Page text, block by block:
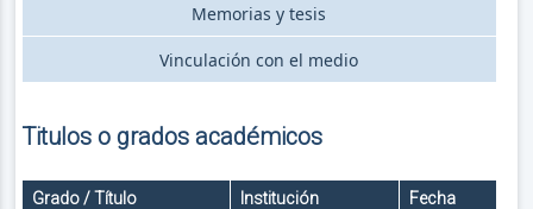
Memorias y tesis
Vinculación con el medio
Titulos o grados académicos
Grado / Título Institución Fecha